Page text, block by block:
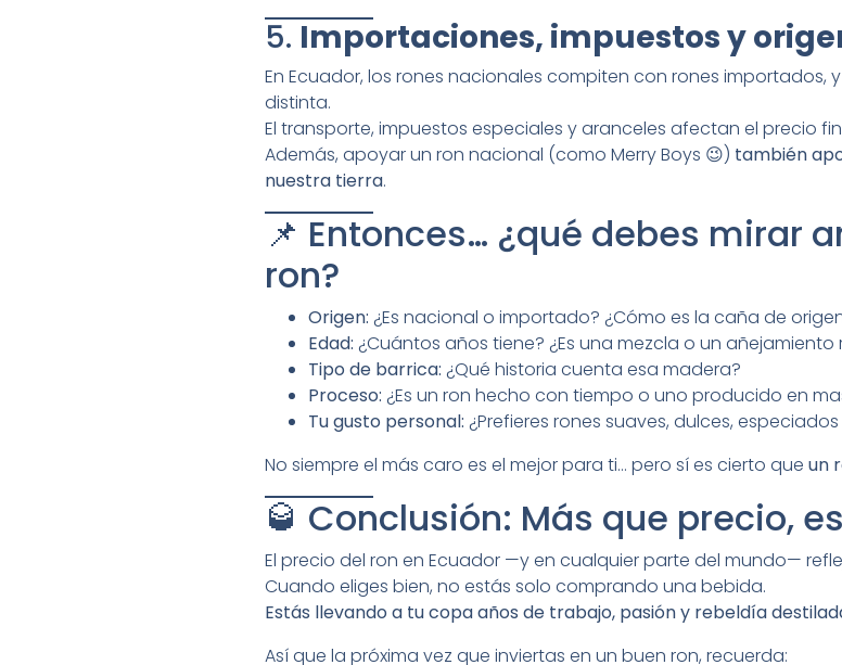
5. Importaciones, impuestos y
En Ecuador, los rones nacionales compiten con rones
distinta.
El transporte, impuestos especiales y aranceles afectan el precio
Además, apoyar un ron nacional (como Merry Boys 😉) también
nuestra tierra.
📌 Entonces… ¿qué debes mirar
ron?
Origen: ¿Es nacional o importado? ¿Cómo es la caña de
Edad: ¿Cuántos años tiene? ¿Es una mezcla o un añejamiento
Tipo de barrica: ¿Qué historia cuenta esa madera?
Proceso: ¿Es un ron hecho con tiempo o uno producido en
Tu gusto personal: ¿Prefieres rones suaves, dulces,
No siempre el más caro es el mejor para ti… pero sí es cierto que un
🥃 Conclusión: Más que precio,
El precio del ron en Ecuador —y en cualquier parte del mundo—
Cuando eliges bien, no estás solo comprando una bebida.
Estás llevando a tu copa años de trabajo, pasión y rebeldía
Así que la próxima vez que inviertas en un buen ron, recuerda: